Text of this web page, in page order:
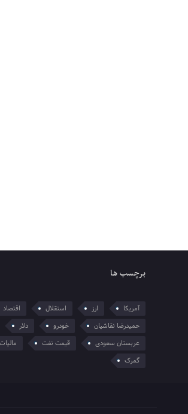
برچسب ها
آمریکا ارز استقلال اقتصاد
حمیدرضا نقاشیان
خودرو دلار
عربستان سعودی
قیمت نفت مالیات
گمرک